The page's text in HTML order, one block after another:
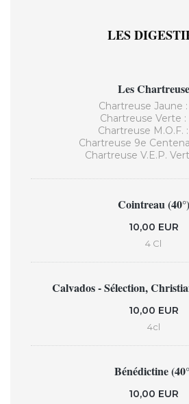
LES
Les Chartreuse
Chartreuse Jaune
Chartreuse Verte :
Chartreuse M.O.F.
Chartreuse 9e
Chartreuse V.E.P.
Cointreau (40°)
10,00 EUR
4 Cl
Calvados - Sélection,
10,00 EUR
4cl
Bénédictine
10,00 EUR